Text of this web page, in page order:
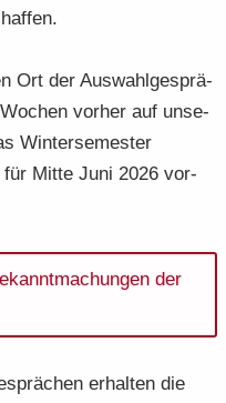
Ort der Aus­wahl­ge­sprä­
vor­her auf un­se­
Win­ter­se­mes­ter
für Mitte Juni 2026 vor­
der
er­hal­ten die